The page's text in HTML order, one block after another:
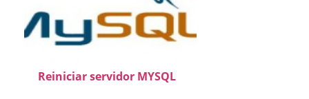
Reiniciar servidor MYSQL